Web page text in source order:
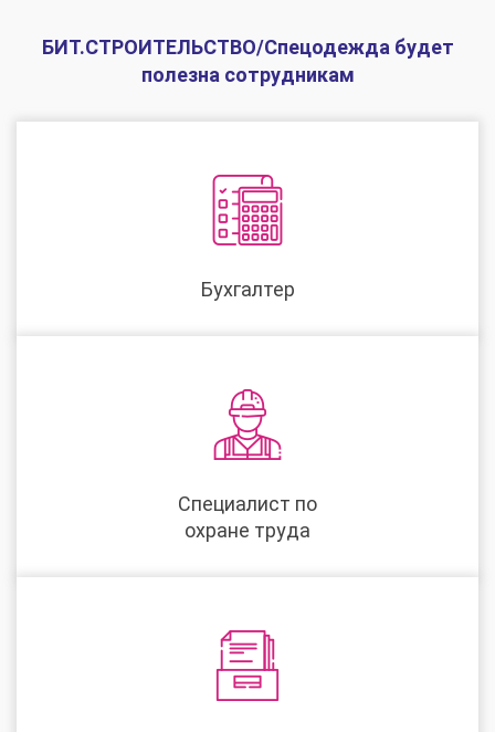
БИТ.СТРОИТЕЛЬСТВО/Спецодежда будет
полезна сотрудникам
Бухгалтер
Специалист по
охране труда